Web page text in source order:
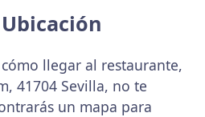
llegar al restaurante,
41704 Sevilla, no te
un mapa para